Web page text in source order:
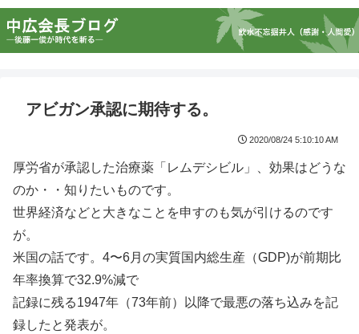
アビガン承認に期待する。
2020/08/24 5:10:10 AM
厚労省が承認した治療薬「レムデシビル」、効果はどうな
のか・・知りたいものです。
世界経済などと大きなことを申すのも気が引けるのです
が。
米国の話です。4〜6月の実質国内総生産（GDP)が前期比
年率換算で32.9%減で
記録に残る1947年（73年前）以降で最悪の落ち込みを記
録したと発表が。